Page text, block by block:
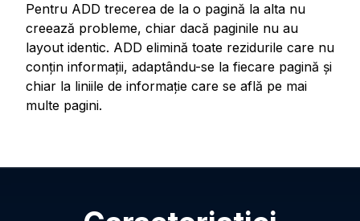
Pentru ADD trecerea de la o pagină la alta nu
creează probleme, chiar dacă paginile nu au
layout identic. ADD elimină toate rezidurile care nu
conţin informaţii, adaptându-se la fiecare pagină şi
chiar la liniile de informaţie care se află pe mai
multe pagini.